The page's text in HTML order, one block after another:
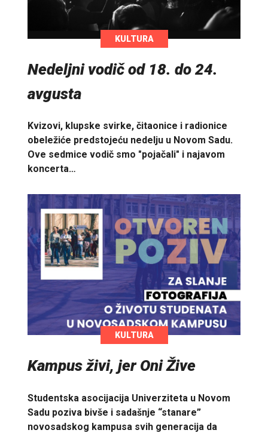
KULTURA
Nedeljni vodič od 18. do 24.
avgusta
Kvizovi, klupske svirke, čitaonice i radionice
obeležiće predstojeću nedelju u Novom Sadu.
Ove sedmice vodič smo "pojačali" i najavom
koncerta…
KULTURA
Kampus živi, jer Oni Žive
Studentska asocijacija Univerziteta u Novom
Sadu poziva bivše i sadašnje “stanare”
novosadskog kampusa svih generacija da